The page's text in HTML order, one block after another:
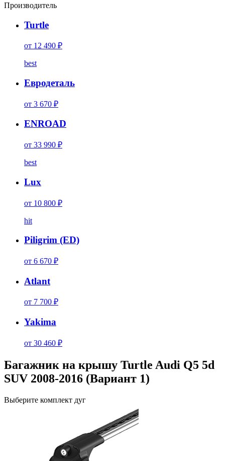
Производитель
Turtle
от 12 490 ₽
best
Евродеталь
от 3 670 ₽
ENROAD
от 33 990 ₽
best
Lux
от 10 800 ₽
hit
Piligrim (ED)
от 6 670 ₽
Atlant
от 7 700 ₽
Yakima
от 30 460 ₽
Багажник на крышу Turtle Audi Q5 5d
SUV 2008-2016 (Вариант 1)
Выберите комплект дуг